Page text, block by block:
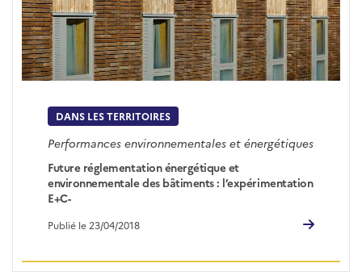
DANS LES TERRITOIRES
Performances environnementales et énergétiques
Future réglementation énergétique et
environnementale des bâtiments : l’expérimentation
E+C-
Publié le 23/04/2018